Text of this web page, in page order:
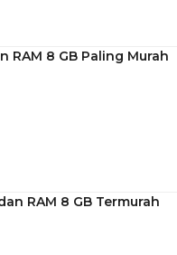
RAM 8 GB Paling Murah
RAM 8 GB Termurah